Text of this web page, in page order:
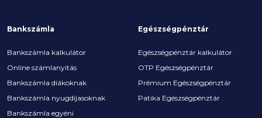
Bankszámla
Bankszámla kalkulátor
Online számlanyitás
Bankszámla diákoknak
Bankszámla nyugdíjasoknak
Bankszámla egyéni
Egészségpénztár
Egészségpénztár kalkulátor
OTP Egészségpénztár
Prémium Egészségpénztár
Patika Egészségpénztár